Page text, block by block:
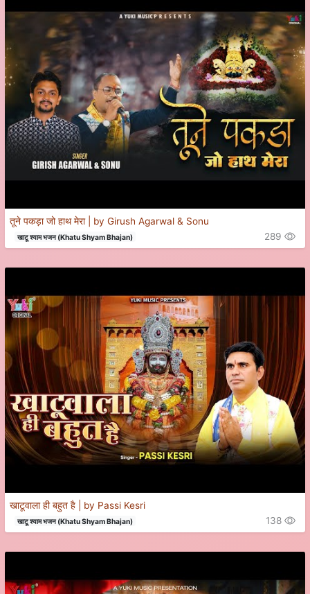
तूने पकड़ा जो हाथ मेरा | by Girush Agarwal & Sonu
खाटू श्याम भजन (Khatu Shyam Bhajan) 289
खाटूवाला ही बहुत है | by Passi Kesri
खाटू श्याम भजन (Khatu Shyam Bhajan) 138